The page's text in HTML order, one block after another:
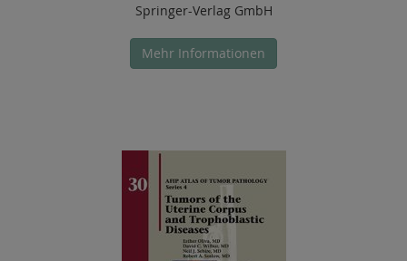
Springer-Verlag GmbH
Mehr Informationen